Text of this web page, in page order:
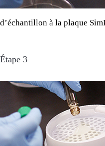
d’échantillon à la plaque
Étape 3